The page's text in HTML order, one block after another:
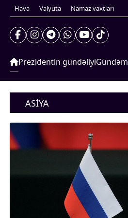
Hava Valyuta Namaz vaxtları
Prezidentin gündəliyiGündəm
Gündəm
Dünya
Cənubi Qafqaz
Türk Dünyası
Yaxın Şərq
ASIYA